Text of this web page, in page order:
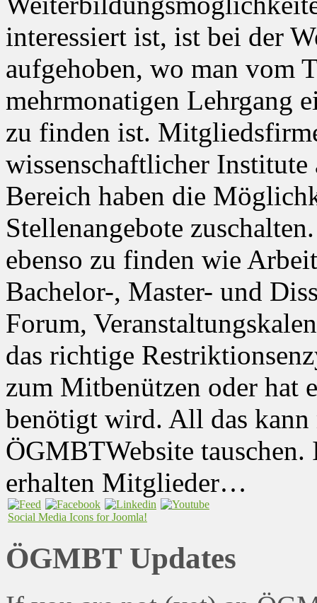
interessiert ist, ist bei der
aufgehoben, wo man vom
mehrmonatigen Lehrgang
zu finden ist.
wissenschaftlicher Institute
Bereich haben die
Stellenangebote
ebenso zu finden wie
Bachelor-, Master- und
Forum,
das richtige
zum Mitbenützen oder hat
benötigt wird. All das kann
ÖGMBTWebsite
erhalten Mitglieder…
Social Media Icons for Joomla!
ÖGMBT Updates